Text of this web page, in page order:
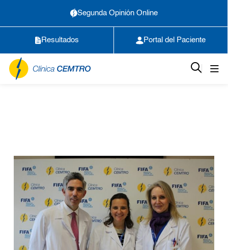
Segunda Opinión Online
Resultados Portal del Paciente